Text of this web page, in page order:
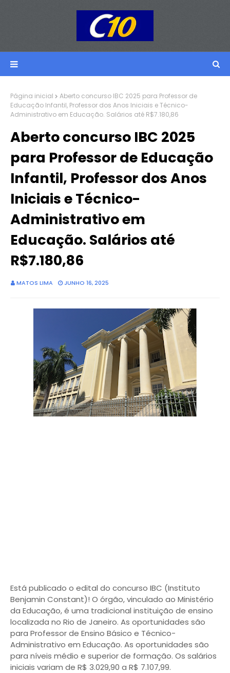
Página inicial
Aberto concurso IBC 2025 para Professor de
Educação Infantil, Professor dos Anos Iniciais e Técnico-
Administrativo em Educação. Salários até R$7.180,86
Aberto concurso IBC 2025
para Professor de Educação
Infantil, Professor dos Anos
Iniciais e Técnico-
Administrativo em
Educação. Salários até
R$7.180,86
MATOS LIMA JUNHO 16, 2025
Está publicado o edital do concurso IBC (Instituto
Benjamin Constant)! O órgão, vinculado ao Ministério
da Educação, é uma tradicional instituição de ensino
localizada no Rio de Janeiro. As oportunidades são
para Professor de Ensino Básico e Técnico-
Administrativo em Educação. As oportunidades são
para níveis médio e superior de formação. Os salários
iniciais variam de R$ 3.029,90 a R$ 7.107,99.